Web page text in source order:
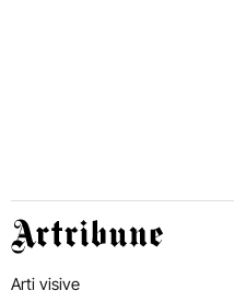
Artribune
Arti visive